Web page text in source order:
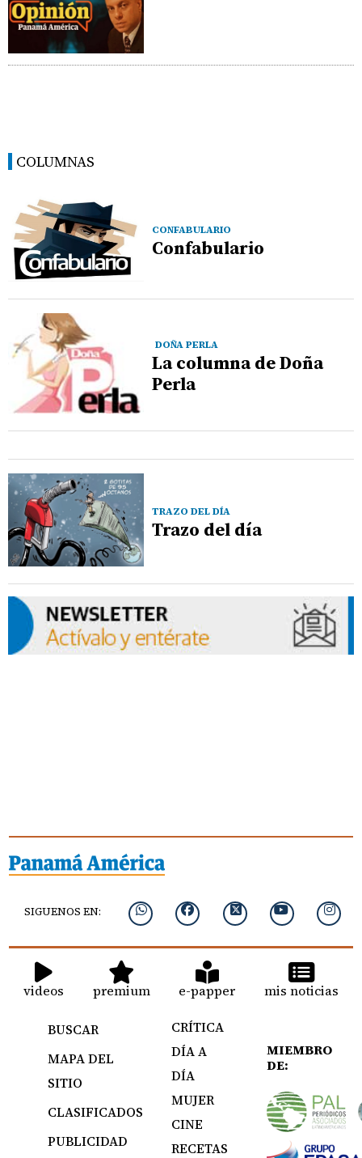
COLUMNAS
CONFABULARIO
Confabulario
DOÑA PERLA
La columna de Doña
Perla
TRAZO DEL DÍA
Trazo del día
SIGUENOS EN:
videos premium e-papper mis noticias
BUSCAR
MAPA DEL
SITIO
CLASIFICADOS
PUBLICIDAD
CRÍTICA
DÍA A
DÍA
MUJER
CINE
RECETAS
MIEMBRO
DE: